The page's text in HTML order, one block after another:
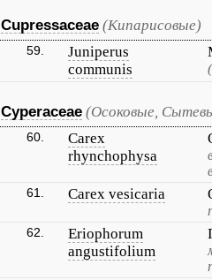
Cupressaceae (Кипарисовые)
59.
Juniperus
communis
Cyperaceae (Осоковые,
60.
Carex
rhynchophysa
61. Carex vesicaria
62.
Eriophorum
angustifolium